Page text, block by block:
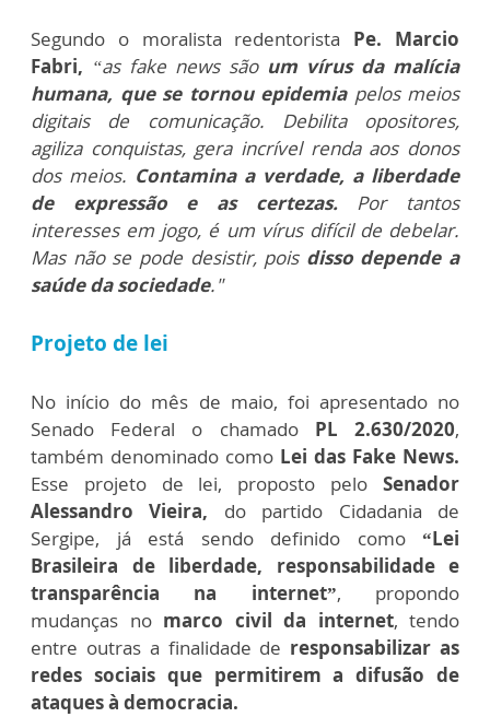
Segundo o moralista redentorista Pe. Marcio
Fabri, “as fake news são um vírus da malícia
humana, que se tornou epidemiapelos meios
digitais de comunicação. Debilita opositores,
agiliza conquistas, gera incrível renda aos donos
dos meios. Contamina a verdade, a liberdade
de expressão e as certezas. Por tantos
interesses em jogo, é um vírus difícil de debelar.
Mas não se pode desistir, pois disso depende a
saúde da sociedade."
Projeto de lei
No início do mês de maio, foi apresentado no
Senado Federal o chamado PL 2.630/2020,
também denominado como Lei das Fake News.
Esse projeto de lei, proposto pelo Senador
Alessandro Vieira, do partido Cidadania de
Sergipe, já está sendo definido como “Lei
Brasileira de liberdade, responsabilidade e
transparência na internet”, propondo
mudanças no marco civil da internet, tendo
entre outras a finalidade de responsabilizar as
redes sociais que permitirem a difusão de
ataques à democracia.